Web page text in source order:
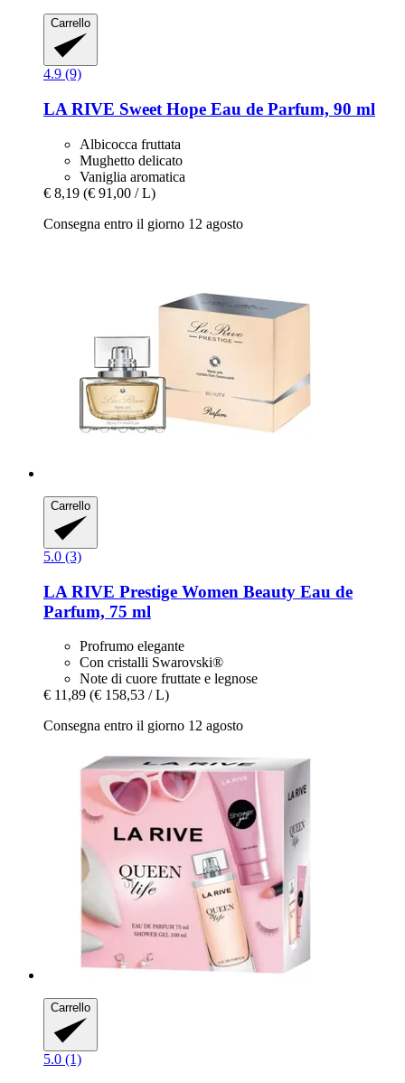
Carrello
4.9 (9)
LA RIVE Sweet Hope Eau de Parfum, 90 ml
Albicocca fruttata
Mughetto delicato
Vaniglia aromatica
€ 8,19 (€ 91,00 / L)
Consegna entro il giorno 12 agosto
Carrello
5.0 (3)
LA RIVE Prestige Women Beauty Eau de
Parfum, 75 ml
Profrumo elegante
Con cristalli Swarovski®
Note di cuore fruttate e legnose
€ 11,89 (€ 158,53 / L)
Consegna entro il giorno 12 agosto
Carrello
5.0 (1)